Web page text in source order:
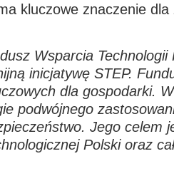
kluczowe znaczenie dla
Wsparcia
inicjatywę STEP.
dla gospodarki.
podwójnego
Jego celem
Polski oraz